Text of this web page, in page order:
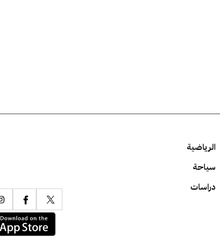
الرياضية
سياحة
دراسات